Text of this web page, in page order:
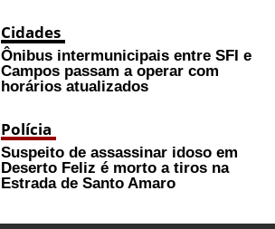
Cidades
Ônibus intermunicipais entre SFI e
Campos passam a operar com
horários atualizados
Polícia
Suspeito de assassinar idoso em
Deserto Feliz é morto a tiros na
Estrada de Santo Amaro